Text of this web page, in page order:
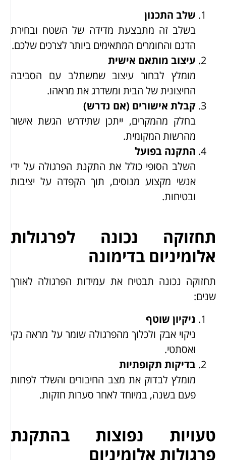
שלב התכנון
בשלב זה מתבצעת מדידה של השטח ובחירת
הדגם והחומרים המתאימים ביותר לצרכים שלכם.
עיצוב מותאם אישית
מומלץ לבחור עיצוב שמשתלב עם הסביבה
החיצונית של הבית ומשדרג את מראהו.
קבלת אישורים (אם נדרש)
בחלק מהמקרים, ייתכן שתידרש הגשת אישור
מהרשות המקומית.
התקנה בפועל
השלב הסופי כולל את התקנת הפרגולה על ידי
אנשי מקצוע מנוסים, תוך הקפדה על יציבות
ובטיחות.
תחזוקה נכונה לפרגולות
אלומיניום בדימונה
תחזוקה נכונה תבטיח את עמידות הפרגולה לאורך
שנים:
ניקיון שוטף
ניקוי אבק ולכלוך מהפרגולה שומר על מראה נקי
ואסתטי.
בדיקות תקופתיות
מומלץ לבדוק את מצב החיבורים והשלד לפחות
פעם בשנה, במיוחד לאחר סערות חזקות.
טעויות נפוצות בהתקנת
פרגולות אלומיניום